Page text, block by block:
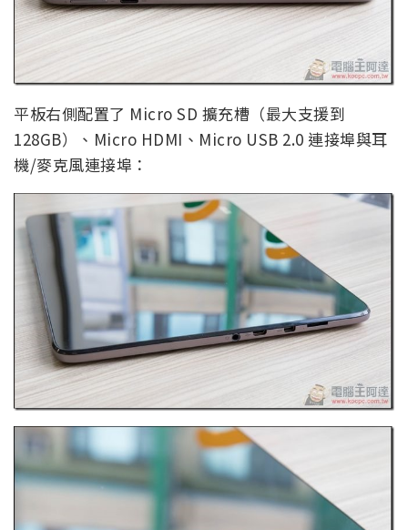
平板右側配置了 Micro SD 擴充槽（最大支援到
128GB）、Micro HDMI、Micro USB 2.0 連接埠與耳
機/麥克風連接埠：